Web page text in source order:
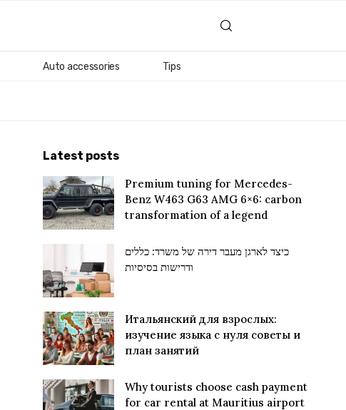
Auto accessories Tips
Latest posts
Premium tuning for Mercedes-
Benz W463 G63 AMG 6×6: carbon
transformation of a legend
כיצד לארגן מעבר דירה של משרד: כללים
ודרישות בסיסיות
Итальянский для взрослых:
изучение языка с нуля советы и
план занятий
Why tourists choose cash payment
for car rental at Mauritius airport